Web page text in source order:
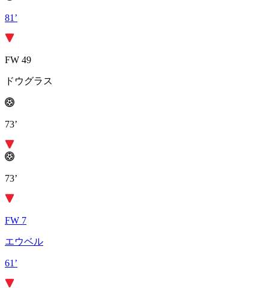
81’
FW 49
ドウグラス
73’
73’
FW 7
エウベル
61’